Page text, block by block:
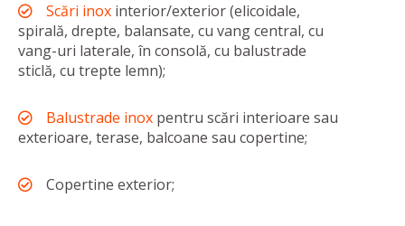
Scări inox interior/exterior (elicoidale,
spirală, drepte, balansate, cu vang central, cu
vang-uri laterale, în consolă, cu balustrade
sticlă, cu trepte lemn);
Balustrade inox pentru scări interioare sau
exterioare, terase, balcoane sau copertine;
Copertine exterior;